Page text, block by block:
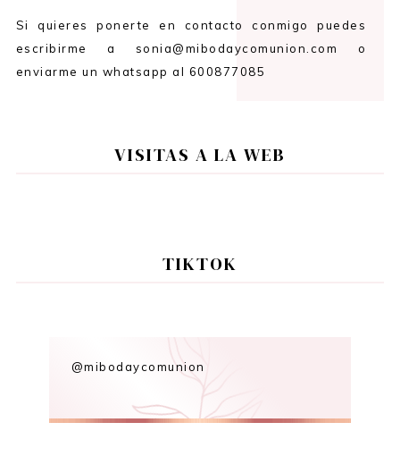
Si quieres ponerte en contacto conmigo puedes
escribirme a sonia@mibodaycomunion.com o
enviarme un whatsapp al 600877085
VISITAS A LA WEB
TIKTOK
@mibodaycomunion